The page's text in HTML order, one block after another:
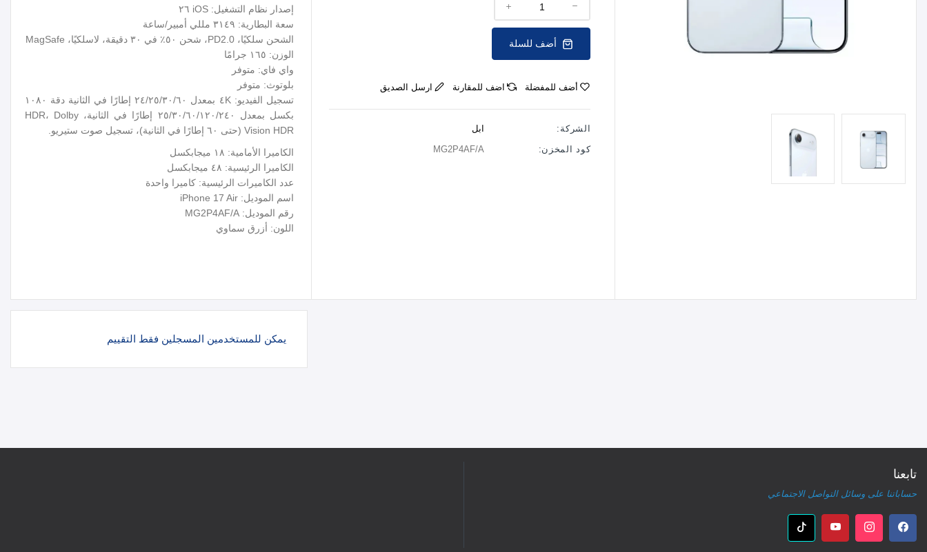
أضف للمفضلة اضف للمقارنة ارسل الصديق
الشركة:
ابل
كود المخزن:
MG2P4AF/A
إصدار نظام التشغيل: iOS ٢٦
سعة البطارية: ٣١٤٩ مللي أمبير/ساعة
الشحن سلكيًا، PD2.0، شحن ٥٠٪ في ٣٠ دقيقة، لاسلكيًا، MagSafe
الوزن: ١٦٥ جرامًا
واي فاي: متوفر
بلوتوث: متوفر
تسجيل الفيديو: ٤K بمعدل ٢٤/٢٥/٣٠/٦٠ إطارًا في الثانية دقة ١٠٨٠
بكسل بمعدل ٢٥/٣٠/٦٠/١٢٠/٢٤٠ إطارًا في الثانية، HDR، Dolby
Vision HDR (حتى ٦٠ إطارًا في الثانية)، تسجيل صوت ستيريو.
الكاميرا الأمامية: ١٨ ميجابكسل
الكاميرا الرئيسية: ٤٨ ميجابكسل
عدد الكاميرات الرئيسية: كاميرا واحدة
اسم الموديل: iPhone 17 Air
رقم الموديل: MG2P4AF/A
اللون: أزرق سماوي
يمكن للمستخدمين المسجلين فقط التقييم
تابعنا
حساباتنا على وسائل التواصل الاجتماعي